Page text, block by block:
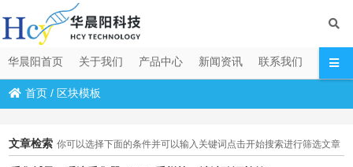
华晨阳首页 关于我们 产品中心 新闻资讯 联系我们
首页 / 区块模板
文章检索 你可以选择下面的条件并可以输入关键词点击开始搜索进行筛选文章